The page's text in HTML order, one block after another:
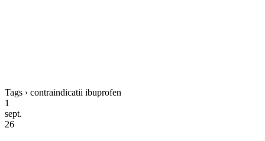
Tags › contraindicatii ibuprofen
1
sept.
26